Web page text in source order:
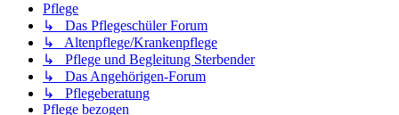
Pflege
↳ Das Pflegeschüler Forum
↳ Altenpflege/Krankenpflege
↳ Pflege und Begleitung Sterbender
↳ Das Angehörigen-Forum
↳ Pflegeberatung
Pflege bezogen